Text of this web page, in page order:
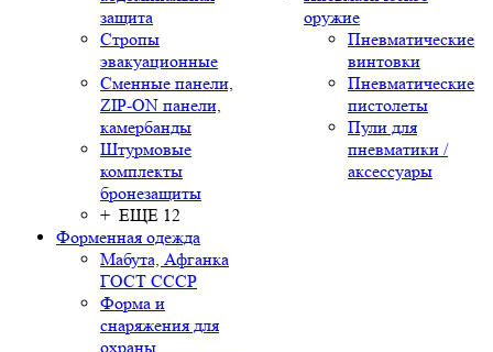
защита
Стропы
эвакуационные
Сменные панели,
ZIP-ON панели,
камербанды
Штурмовые
комплекты
бронезащиты
+ ЕЩЕ 12
Форменная одежда
Мабута, Афганка
ГОСТ СССР
Форма и
снаряжения для
охраны
оружие
Пневматические
винтовки
Пневматические
пистолеты
Пули для
пневматики /
аксессуары